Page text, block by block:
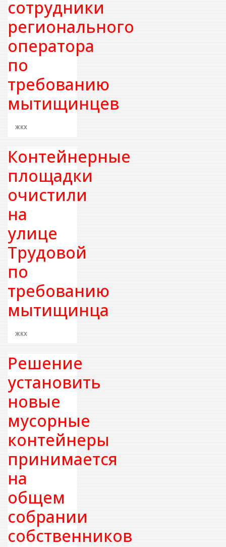
сотрудники
регионального
оператора
по
требованию
мытищинцев
ЖКХ
Контейнерные
площадки
очистили
на
улице
Трудовой
по
требованию
мытищинца
ЖКХ
Решение
установить
новые
мусорные
контейнеры
принимается
на
общем
собрании
собственников